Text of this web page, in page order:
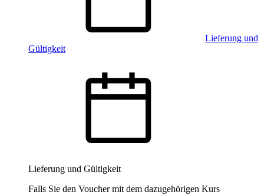
Lieferung und
Gültigkeit
Lieferung und Gültigkeit
Falls Sie den Voucher mit dem dazugehörigen Kurs